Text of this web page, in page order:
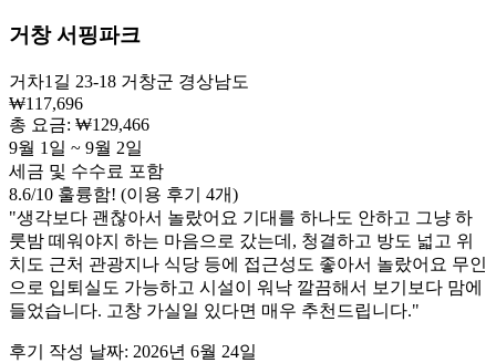
거창 서핑파크
거차1길 23-18 거창군 경상남도
₩117,696
총 요금: ₩129,466
9월 1일 ~ 9월 2일
세금 및 수수료 포함
8.6/10 훌륭함! (이용 후기 4개)
"생각보다 괜찮아서 놀랐어요 기대를 하나도 안하고 그냥 하
룻밤 떼워야지 하는 마음으로 갔는데, 청결하고 방도 넓고 위
치도 근처 관광지나 식당 등에 접근성도 좋아서 놀랐어요 무인
으로 입퇴실도 가능하고 시설이 워낙 깔끔해서 보기보다 맘에
들었습니다. 고창 가실일 있다면 매우 추천드립니다."
후기 작성 날짜: 2026년 6월 24일